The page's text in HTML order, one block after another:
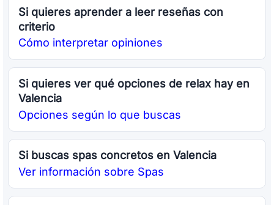
Si quieres aprender a leer reseñas con
criterio
Cómo interpretar opiniones
Si quieres ver qué opciones de relax hay en
Valencia
Opciones según lo que buscas
Si buscas spas concretos en Valencia
Ver información sobre Spas